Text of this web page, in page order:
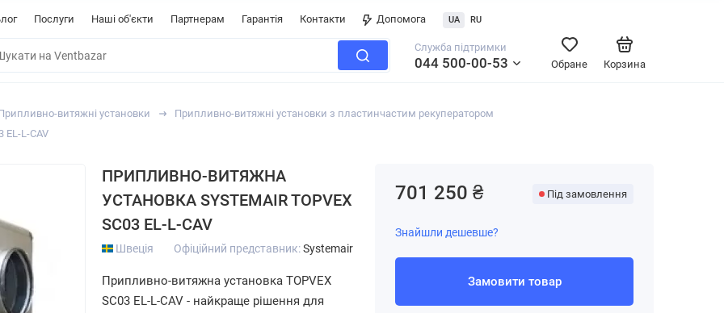
Послуги Наші об'єкти Партнерам Гарантія Контакти Допомога UA RU
Служба підтримки
044 500-00-53 Корзина
Обране
витяжні установки
Припливно-витяжні установки з пластинчастим рекуператором
EL-L-CAV
ПРИПЛИВНО-ВИТЯЖНА
УСТАНОВКА SYSTEMAIR TOPVEX
SC03 EL-L-CAV
Швеція Офіційний представник:Systemair
Припливно-витяжна установка TOPVEX
SC03 EL-L-CAV - найкраще рішення для
701 250 ₴ Під замовлення
Знайшли дешевше?
Замовити товар